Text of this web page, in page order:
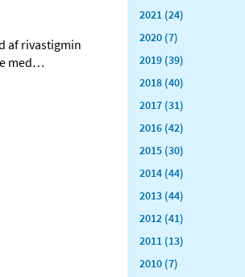
af rivastigmin
med…
2021 (24)
2020 (7)
2019 (39)
2018 (40)
2017 (31)
2016 (42)
2015 (30)
2014 (44)
2013 (44)
2012 (41)
2011 (13)
2010 (7)